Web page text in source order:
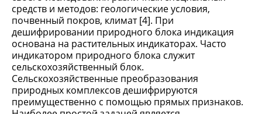
средств и методов: геологические условия,
почвенный покров, климат [4]. При
дешифрировании природного блока индикация
основана на растительных индикаторах. Часто
индикатором природного блока служит
сельскохозяйственный блок.
Сельскохозяйственные преобразования
природных комплексов дешифрируются
преимущественно с помощью прямых признаков.